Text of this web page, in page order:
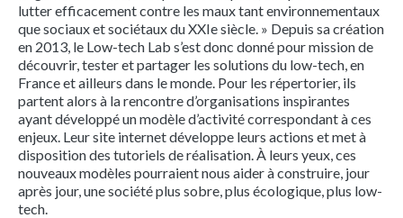
lutter efficacement contre les maux tant environnementaux
que sociaux et sociétaux du XXIe siècle. » Depuis sa création
en 2013, le Low-tech Lab s’est donc donné pour mission de
découvrir, tester et partager les solutions du low-tech, en
France et ailleurs dans le monde. Pour les répertorier, ils
partent alors à la rencontre d’organisations inspirantes
ayant développé un modèle d’activité correspondant à ces
enjeux. Leur site internet développe leurs actions et met à
disposition des tutoriels de réalisation. À leurs yeux, ces
nouveaux modèles pourraient nous aider à construire, jour
après jour, une société plus sobre, plus écologique, plus low-
tech.